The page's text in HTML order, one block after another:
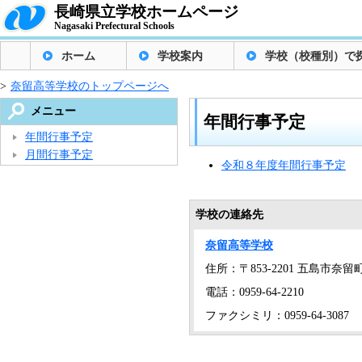
長崎県立学校ホームページ
Nagasaki Prefectural Schools
ホーム 学校案内 学校（校種別）で
> 奈留高等学校のトップページへ
年間行事予定
令和８年度年間行事予定
学校の連絡先
奈留高等学校
住所：〒853-2201 五島市奈留
電話：0959-64-2210
ファクシミリ：0959-64-3087
メニュー
年間行事予定
月間行事予定